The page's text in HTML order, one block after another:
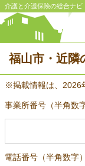
介護と介護保険の総合ナ
福山市・近隣
※掲載情報は、2026
事業所番号（半角数字
電話番号（半角数字）